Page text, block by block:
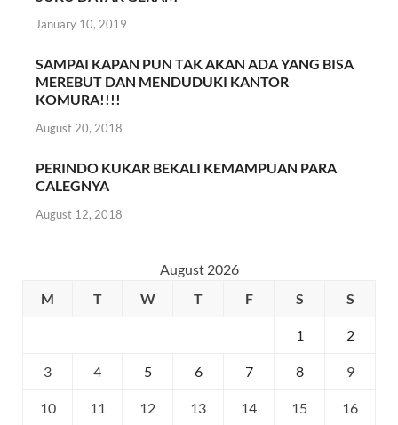
January 10, 2019
SAMPAI KAPAN PUN TAK AKAN ADA YANG BISA
MEREBUT DAN MENDUDUKI KANTOR
KOMURA!!!!
August 20, 2018
PERINDO KUKAR BEKALI KEMAMPUAN PARA
CALEGNYA
August 12, 2018
August 2026
M
T W T F S S
1 2
3 4 5 6 7 8 9
10 11 12 13 14 15 16